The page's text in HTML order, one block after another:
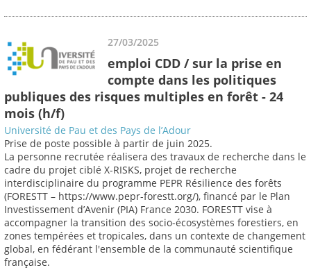
27/03/2025
emploi CDD / sur la prise en
compte dans les politiques
publiques des risques multiples en forêt - 24
mois (h/f)
Université de Pau et des Pays de l’Adour
Prise de poste possible à partir de juin 2025.
La personne recrutée réalisera des travaux de recherche dans le
cadre du projet ciblé X-RISKS, projet de recherche
interdisciplinaire du programme PEPR Résilience des forêts
(FORESTT – https://www.pepr-forestt.org/), financé par le Plan
Investissement d’Avenir (PIA) France 2030. FORESTT vise à
accompagner la transition des socio-écosystèmes forestiers, en
zones tempérées et tropicales, dans un contexte de changement
global, en fédérant l'ensemble de la communauté scientifique
française.